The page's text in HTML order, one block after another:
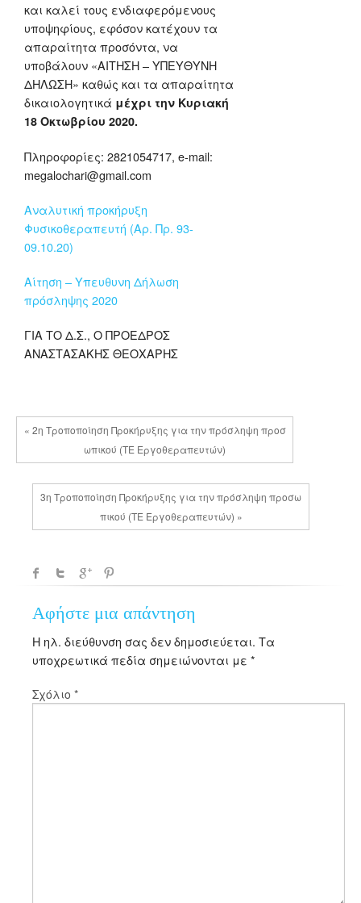
και καλεί τους ενδιαφερόμενους
υποψηφίους, εφόσον κατέχουν τα
απαραίτητα προσόντα, να
υποβάλουν «ΑΙΤΗΣΗ – ΥΠΕΥΘΥΝΗ
ΔΗΛΩΣΗ» καθώς και τα απαραίτητα
δικαιολογητικά μέχρι την Κυριακή
18 Οκτωβρίου 2020.
Πληροφορίες: 2821054717, e-mail:
megalochari@gmail.com
Αναλυτική προκήρυξη
Φυσικοθεραπευτή (Αρ. Πρ. 93-
09.10.20)
Αίτηση – Υπευθυνη Δήλωση
πρόσληψης 2020
ΓΙΑ ΤΟ Δ.Σ., Ο ΠΡΟΕΔΡΟΣ
ΑΝΑΣΤΑΣΑΚΗΣ ΘΕΟΧΑΡΗΣ
« 2η Τροποποίηση Προκήρυξης για την πρόσληψη προσ
ωπικού (ΤΕ Εργοθεραπευτών)
3η Τροποποίηση Προκήρυξης για την πρόσληψη προσω
πικού (ΤΕ Εργοθεραπευτών) »
Αφήστε μια απάντηση
Η ηλ. διεύθυνση σας δεν δημοσιεύεται. Τα
υποχρεωτικά πεδία σημειώνονται με *
Σχόλιο *